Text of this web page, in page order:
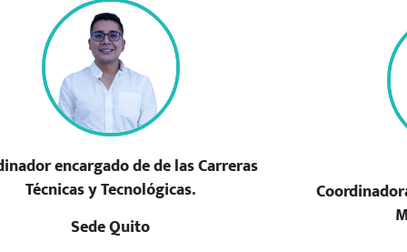
encargado de de las Carreras
Técnicas y Tecnológicas.
Sede Quito